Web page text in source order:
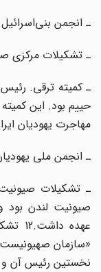
ـ انجمن بنی‌اسرائیل
ـ تشکیلات مرکزی
حییم بود. این
مهاجرت یهودیان
ـ انجمن ملی یهودیان.11
ـ تشکیلات صیونیت
عهده
«سازمان
نخستین رئیس آن و